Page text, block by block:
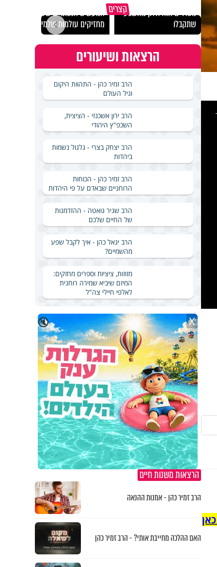
קצריםמסדרים הוא חלק מהשפע
שתקבלו
המעשים הנסתרים שלנו
מחזיקים עולמות שלמים
הרצאות ושיעורים
הרב זמיר כהן - התהוות היקום
וגיל העולם
הרב ירון אשכנזי - הציצית,
השכפ"ץ היהודי
הרב יצחק בצרי - גלגול נשמות
ביהדות
הרב זמיר כהן - הכוחות
הרוחניים שבאדם על פי היהדות
הרב שניר גואטה - ההזדמנות
של החיים שלכם
הרב יגאל כהן - איך לקבל שפע
מהשמיים?
מזוזות, ציציות וספרים מחזקים:
המיזם שיביא שמירה רוחנית
לאלפי חיילי צה"ל
🔇 X
הרצאות משנות חיים
הרב זמיר כהן - אמנות ההנאה
האם ההלכה מחייבת אותי? - הרב זמיר כהן